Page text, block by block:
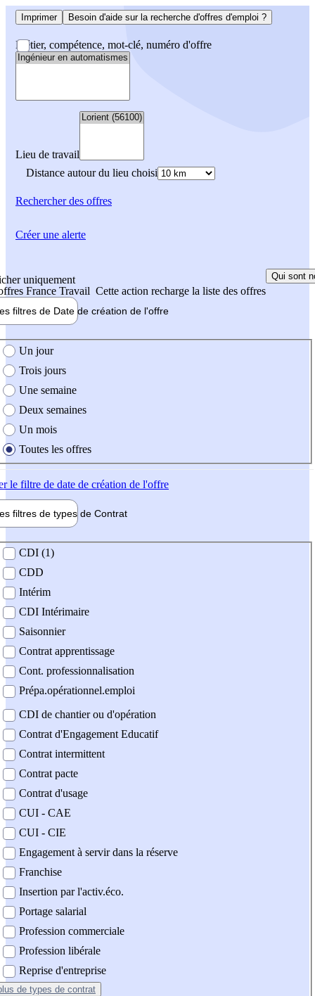
Imprimer Besoin d'aide sur la recherche d'offres d'emploi ?
Métier, compétence, mot-clé, numéro d'offre
Lieu de travail
Distance autour du lieu choisi
Rechercherdes offres
uniquement
France Travail Cette action recharge la liste des offres
Qui sont
filtres de Date de création de l'offre
création de l'offre
Un jour
Trois jours
Une semaine
Deux semaines
Un mois
Toutes les offres
le filtre de date de création de l'offre
filtres de types de Contrat
contrat
CDI (1)
CDD
Intérim
CDI Intérimaire
Saisonnier
Contrat apprentissage
Cont. professionnalisation
Prépa.opérationnel.emploi
CDI de chantier ou d'opération
Contrat d'Engagement Educatif
Contrat intermittent
Contrat pacte
Contrat d'usage
CUI - CAE
CUI - CIE
Engagement à servir dans la réserve
Franchise
Insertion par l'activ.éco.
Portage salarial
Profession commerciale
Profession libérale
Reprise d'entreprise
de types de contrat
Créer une alerte